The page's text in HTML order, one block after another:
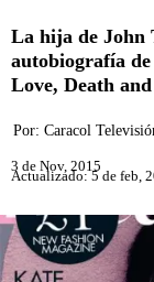
La hija de John
autobiografía
Love, Death
Por: Caracol
3 de Nov, 2015
Actualizado: 5 de feb,